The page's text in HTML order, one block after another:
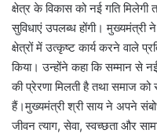
क्षेत्र के विकास को नई गति
सुविधाएं उपलब्ध होंगी। मुख्यमंत्री
क्षेत्रों में उत्कृष्ट कार्य करने वाले
किया। उन्होंने कहा कि सम्मान से
की प्रेरणा मिलती है तथा समाज
हैं।मुख्यमंत्री श्री साय ने अपने
जीवन त्याग, सेवा, स्वच्छता और